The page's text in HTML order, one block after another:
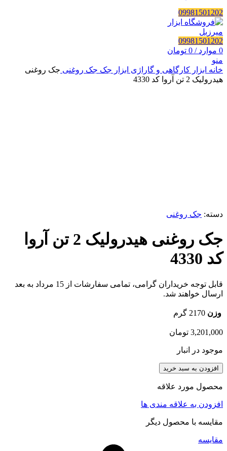
09981501202
09981501202
0 موارد /
0 تومان
منو
خانه ابزار کارگاهی و گاراژی ابزار جک جک روغنی جک روغنی
هیدرولیک 2 تن آروا کد 4330
دسته: جک روغنی
جک روغنی هیدرولیک 2 تن آروا
کد 4330
قابل توجه خریداران گرامی، تمامی سفارشات از 15 مرداد به بعد
ارسال خواهند شد.
وزن 2170 گرم
3,201,000 تومان
موجود در انبار
افزودن به سبد خرید
محصول مورد علاقه
افزودن به علاقه مندی ها
مقایسه با محصول دیگر
مقایسه